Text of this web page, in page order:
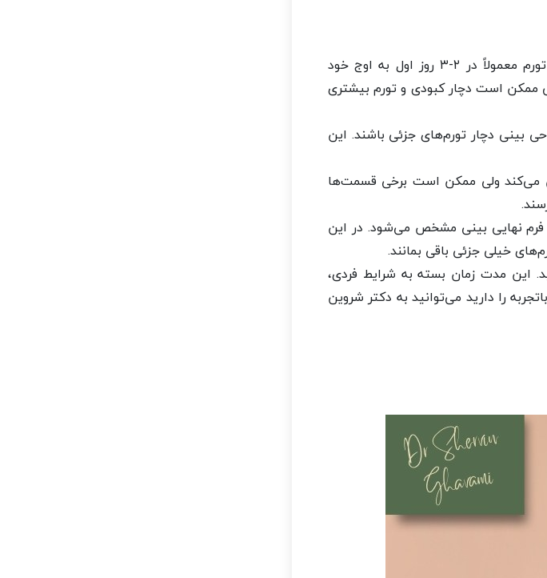
بلافاصله بعد از جراحی تورم در بیشترین حد خود قرار دارد. این تورم معمولاً در ۲-۳ روز اول به اوج خود
ممکن است دچار کبودی و تورم بیشتری
بینی دچار تورم‌های جزئی باشند. این
می‌کند ولی ممکن است برخی قسمت‌ها
فرم نهایی بینی مشخص می‌شود. در این
خیلی جزئی باقی بمانند.
کاهش می‌یابد. این مدت زمان بسته به شرایط فردی،
را دارید می‌توانید به دکتر شروین